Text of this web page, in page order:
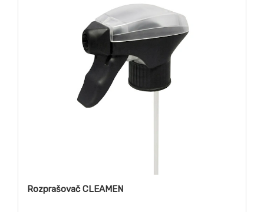
Rozprašovač CLEAMEN